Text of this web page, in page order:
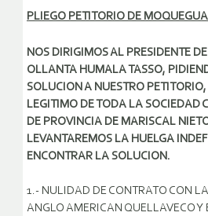
PLIEGO PETITORIO DE
NOS DIRIGIMOS AL PRESIDENTE
OLLANTA HUMALA TASSO,
SOLUCION A NUESTRO
LEGITIMO DE TODA LA SOCIEDAD
DE PROVINCIA DE MARISCAL
LEVANTAREMOS LA HUELGA
ENCONTRAR LA SOLUCION.
1.- NULIDAD DE CONTRATO CON
ANGLO AMERICAN QUELLAVECO Y